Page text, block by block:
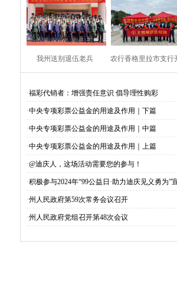
捷出行，一站直达美景 丰收节在团结村吉达
原举行
我州送别退伍老兵​ 农行香格里拉市支行
·福彩代销者：增强责任意识 倡导理性购彩
·中央专项彩票公益金的用途及作用｜下篇
·中央专项彩票公益金的用途及作用｜中篇
·中央专项彩票公益金的用途及作用｜上篇
·@迪庆人，这场活动需要您的参与！
·积极参与2024年“99公益日·助力迪庆见义勇为”
募捐活动倡议书
·州人民政府第59次常务会议召开
·州人民政府党组召开第48次会议